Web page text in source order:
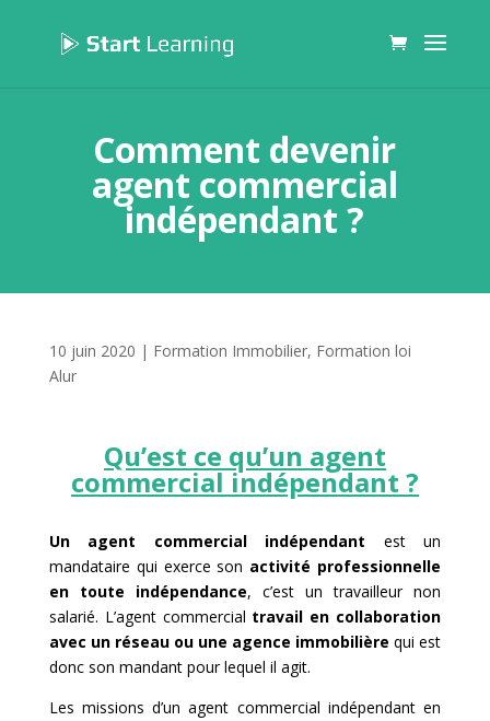
Comment devenir
agent commercial
indépendant ?
10 juin 2020 | Formation Immobilier, Formation loi
Alur
Qu’est ce qu’un agent
commercial indépendant ?
Un agent commercial indépendant est un
mandataire qui exerce son activité professionnelle
en toute indépendance, c’est un travailleur non
salarié. L’agent commercial travail en collaboration
avec un réseau ou une agence immobilière qui est
donc son mandant pour lequel il agit.
Les missions d’un agent commercial indépendant en